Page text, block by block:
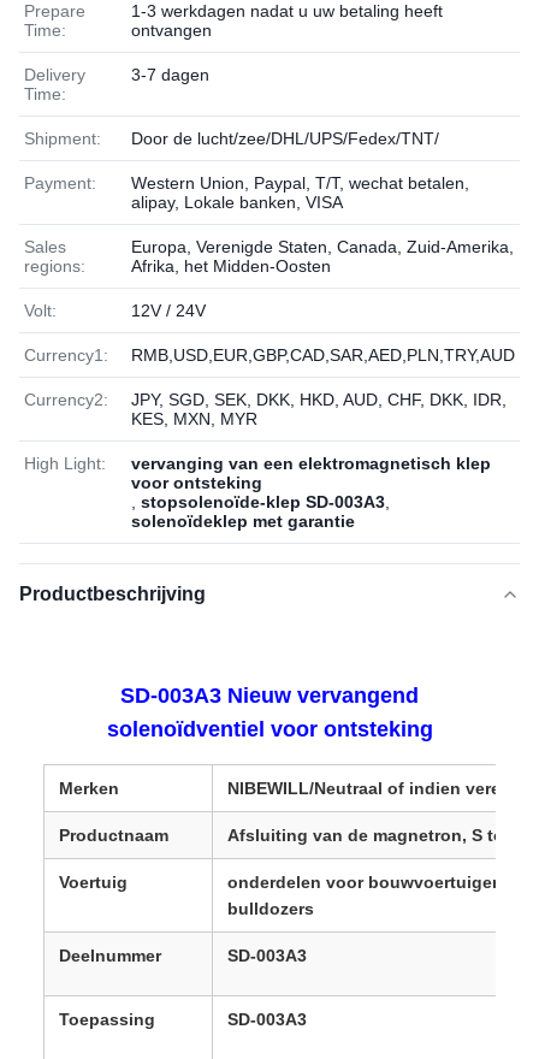
Prepare
Time:
1-3 werkdagen nadat u uw betaling heeft
ontvangen
Delivery
Time:
3-7 dagen
Shipment: Door de lucht/zee/DHL/UPS/Fedex/TNT/
Payment:
Western Union, Paypal, T/T, wechat betalen,
alipay, Lokale banken, VISA
Sales
regions:
Europa, Verenigde Staten, Canada, Zuid-Amerika,
Afrika, het Midden-Oosten
Volt: 12V / 24V
Currency1: RMB,USD,EUR,GBP,CAD,SAR,AED,PLN,TRY,AUD
Currency2:
JPY, SGD, SEK, DKK, HKD, AUD, CHF, DKK, IDR,
KES, MXN, MYR
High Light:
vervanging van een elektromagnetisch klep
voor ontsteking
stopsolenoïde-klep SD-003A3
solenoïdeklep met garantie
Productbeschrijving
SD-003A3 Nieuw vervangend
solenoïdventiel voor ontsteking
Merken NIBEWILL/Neutraal of indien vereist
Productnaam Afsluiting van de magnetron, S top
Voertuig
onderdelen voor bouwvoertuigen,
bulldozers
Deelnummer SD-003A3
Toepassing SD-003A3